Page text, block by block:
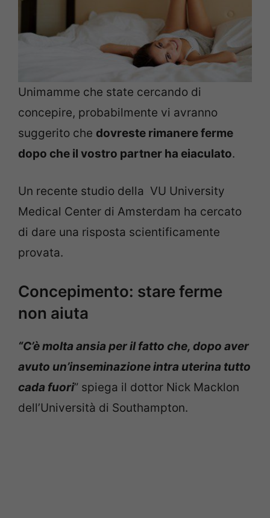
Unimamme che state cercando di
concepire, probabilmente vi avranno
suggerito che dovreste rimanere ferme
dopo che il vostro partner ha eiaculato.
Un recente studio della VU University
Medical Center di Amsterdam ha cercato
di dare una risposta scientificamente
provata.
Concepimento: stare ferme
non aiuta
“C’è molta ansia per il fatto che, dopo aver
avuto un’inseminazione intra uterina tutto
cada fuori” spiega il dottor Nick Macklon
dell’Università di Southampton.